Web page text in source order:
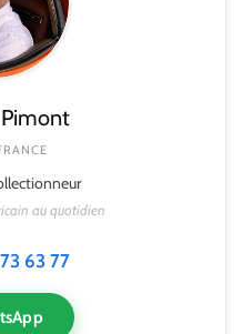
Pimont
au quotidien
63 77